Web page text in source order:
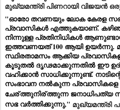
മുഖ്യമന്ത്രി പിണറായി വിജയൻ
"ഓരോ തവണയും ലോക കേരള
പ്രവാസികൾ എത്തുകയാണ്.
നിന്നുള്ള പ്രതിനിധികൾ
ഇത്തവണയത് 100 ആയി ഉയർന്നു.
സ്ഥിരതാമസം ആക്കിയ
കൂടുതൽ ദൃഢമാക്കുന്നതിൽ ഈ
വഹിക്കാൻ സാധിക്കുന്നുണ്ട്.
സംഭാവന നൽകുന്ന പ്രവാസികളെ
ചേര്ത്തുനിര്ത്തുന്ന ജനാധിപത്യ
സഭ വർത്തിക്കുന്നു," മുഖ്യമന്ത്രി